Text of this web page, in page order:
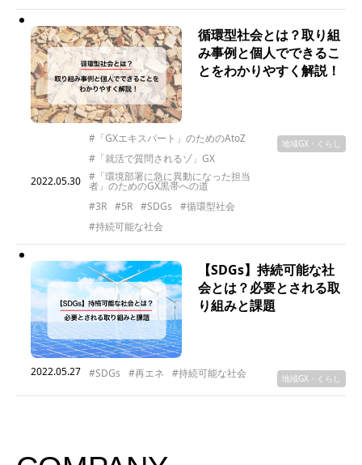
循環型社会とは？取り組
み事例と個人でできるこ
とをわかりやすく解説！
2022.05.30
#「GXエキスパート」のためのAtoZ
#「就活で質問されるゾ」GX
#「環境部署に急に異動になった担当
者」のためのGX黒帯への道
#3R
#5R #SDGs
#循環型社会
#持続可能な社会
地域GX・くらし
【SDGs】持続可能な社
会とは？必要とされる取
り組みと課題
2022.05.27 #SDGs #再エネ #持続可能な社会 地域GX・くらし